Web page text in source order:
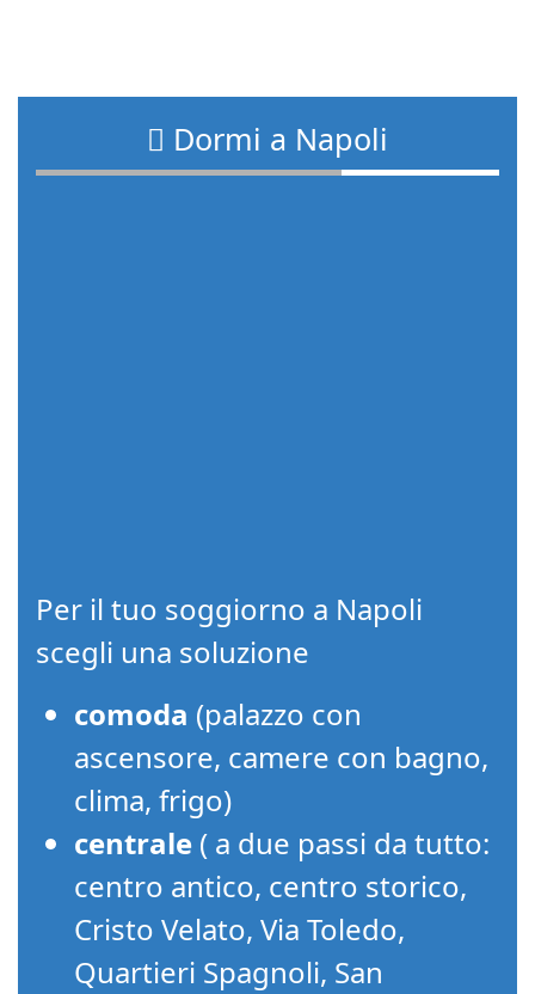
Dormi a Napoli
Per il tuo soggiorno a Napoli
scegli una soluzione
comoda (palazzo con
ascensore, camere con bagno,
clima, frigo)
centrale ( a due passi da tutto:
centro antico, centro storico,
Cristo Velato, Via Toledo,
Quartieri Spagnoli, San